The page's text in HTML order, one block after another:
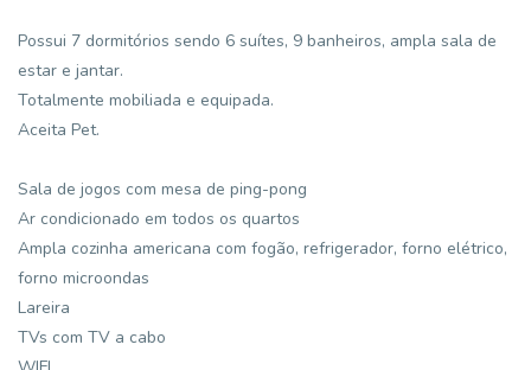
Possui 7 dormitórios sendo 6 suítes, 9 banheiros, ampla sala de
estar e jantar.
Totalmente mobiliada e equipada.
Aceita Pet.
Sala de jogos com mesa de ping-pong
Ar condicionado em todos os quartos
Ampla cozinha americana com fogão, refrigerador, forno elétrico,
forno microondas
Lareira
TVs com TV a cabo